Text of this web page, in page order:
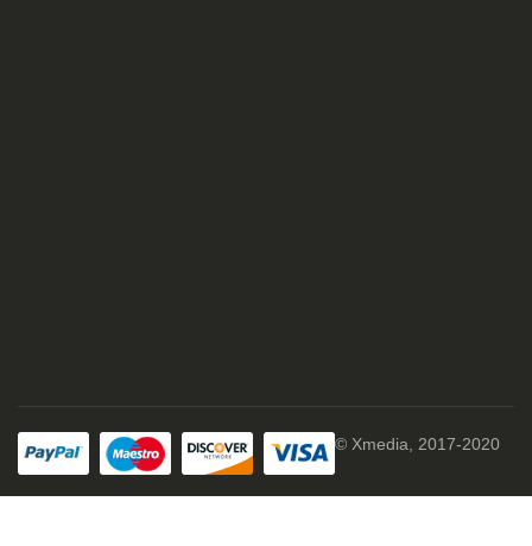
© Xmedia, 2017-2020